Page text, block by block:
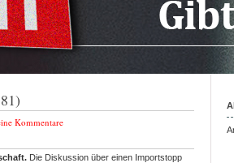
Kommentare
Die Diskussion über einen Importstopp